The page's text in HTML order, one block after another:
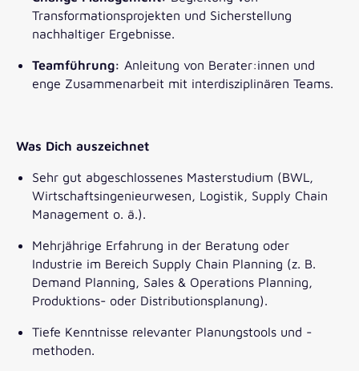
Transformationsprojekten und Sicherstellung
nachhaltiger Ergebnisse.
Teamführung: Anleitung von Berater:innen und
enge Zusammenarbeit mit interdisziplinären Teams.
Was Dich auszeichnet
Sehr gut abgeschlossenes Masterstudium (BWL,
Wirtschaftsingenieurwesen, Logistik, Supply Chain
Management o. ä.).
Mehrjährige Erfahrung in der Beratung oder
Industrie im Bereich Supply Chain Planning (z. B.
Demand Planning, Sales & Operations Planning,
Produktions- oder Distributionsplanung).
Tiefe Kenntnisse relevanter Planungstools und -
methoden.